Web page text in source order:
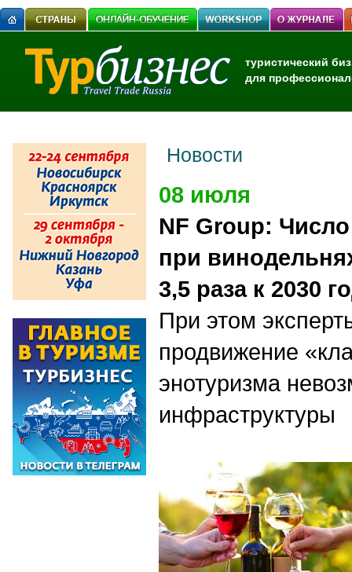
туристический
для
Новости
08 июля
NF Group:
при
3,5 раза к 2030
При этом
продвижение
энотуризма
инфраструктуры